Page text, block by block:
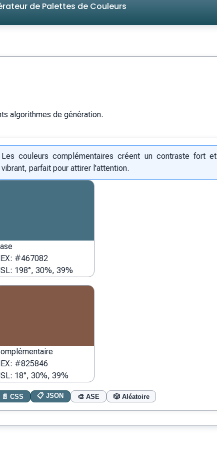
de Palettes de Couleurs
algorithmes de génération.
Les couleurs complémentaires créent un contraste fort et
vibrant, parfait pour attirer l'attention.
#467082
198°, 30%, 39%
#825846
18°, 30%, 39%
📄 CSS 📋 JSON 🎨 ASE 🎲 Aléatoire